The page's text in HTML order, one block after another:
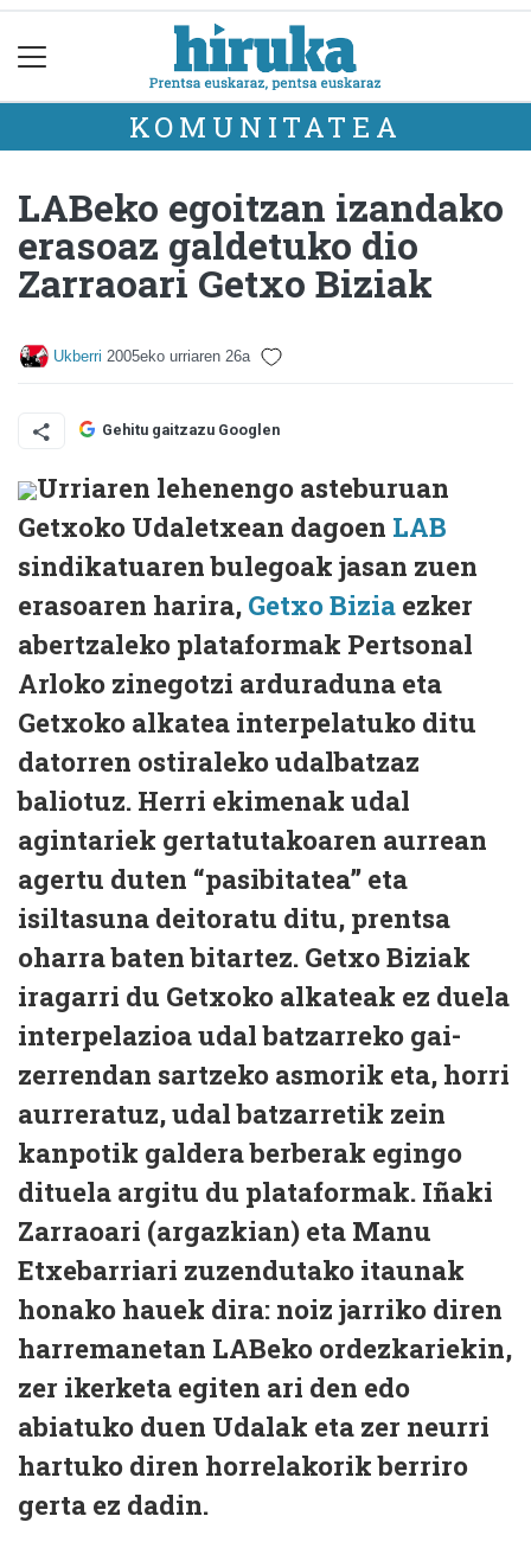
KOMUNITATEA
LABeko egoitzan izandako
erasoaz galdetuko dio
Zarraoari Getxo Biziak
Ukberri 2005eko urriaren 26a
Gehitu gaitzazu Googlen
Urriaren lehenengo asteburuan
Getxoko Udaletxean dagoen LAB
sindikatuaren bulegoak jasan zuen
erasoaren harira, Getxo Bizia ezker
abertzaleko plataformak Pertsonal
Arloko zinegotzi arduraduna eta
Getxoko alkatea interpelatuko ditu
datorren ostiraleko udalbatzaz
baliotuz. Herri ekimenak udal
agintariek gertatutakoaren aurrean
agertu duten “pasibitatea” eta
isiltasuna deitoratu ditu, prentsa
oharra baten bitartez. Getxo Biziak
iragarri du Getxoko alkateak ez duela
interpelazioa udal batzarreko gai-
zerrendan sartzeko asmorik eta, horri
aurreratuz, udal batzarretik zein
kanpotik galdera berberak egingo
dituela argitu du plataformak. Iñaki
Zarraoari (argazkian) eta Manu
Etxebarriari zuzendutako itaunak
honako hauek dira: noiz jarriko diren
harremanetan LABeko ordezkariekin,
zer ikerketa egiten ari den edo
abiatuko duen Udalak eta zer neurri
hartuko diren horrelakorik berriro
gerta ez dadin.